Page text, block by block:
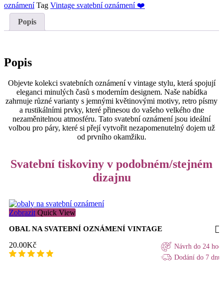
oznámení Tag Vintage svatební oznámení ❤️
Popis
Popis
Objevte kolekci svatebních oznámení v vintage stylu, která spojují
eleganci minulých časů s moderním designem. Naše nabídka
zahrnuje různé varianty s jemnými květinovými motivy, retro písmy
a rustikálními prvky, které přinesou do vašeho velkého dne
nezaměnitelnou atmosféru. Tato svatební oznámení jsou ideální
volbou pro páry, které si přejí vytvořit nezapomenutelný dojem už
od prvního okamžiku.
Svatební tiskoviny v podobném/stejném
dizajnu
Zobrazit Quick View
OBAL NA SVATEBNÍ OZNÁMENÍ VINTAGE
20.00Kč
Návrh do 24
Dodání do 7 dnů